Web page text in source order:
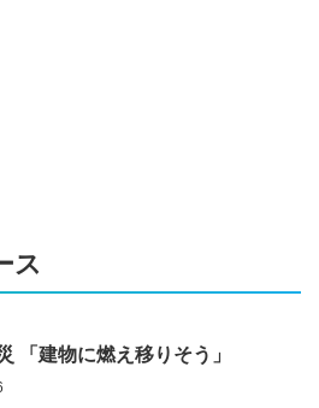
ス
「建物に燃え移りそう」